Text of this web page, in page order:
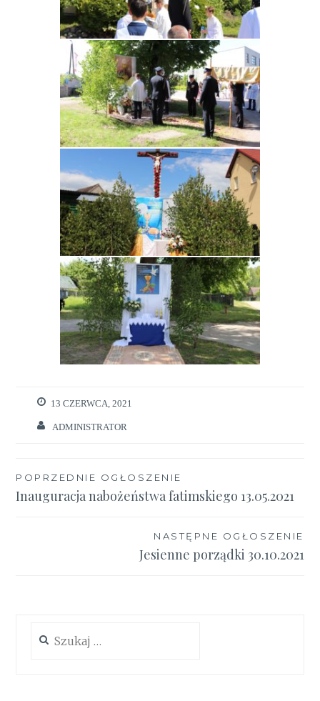
13 CZERWCA, 2021
ADMINISTRATOR
Nawigacja
wpisu
POPRZEDNIE OGŁOSZENIE
Inauguracja nabożeństwa fatimskiego 13.05.2021
NASTĘPNE OGŁOSZENIE
Jesienne porządki 30.10.2021